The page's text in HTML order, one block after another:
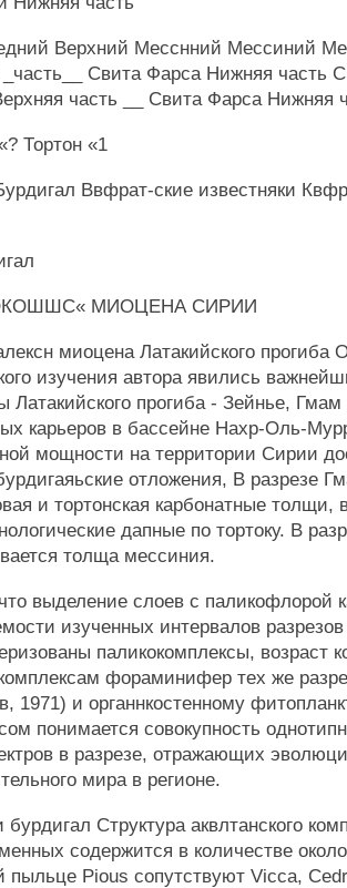
Верхний Месснний Мессиний
Свита Фарса Нижняя часть
часть __ Свита Фарса Нижняя
Тортон «1
Ввфрат-ские известняки
МИОЦЕНА СИРИИ
миоцена Латакийского прогиба
изучения автора явились
Латакийского прогиба - Зейнье,
карьеров в бассейне Нахр-Оль-
мощности на территории Сирии
отложения, В разрезе
и тортонская карбонатные
дапные по тортоку. В
толща мессиния.
выделение слоев с паликофлорой
изученных интервалов
паликокомплексы, возраст
фораминифер тех же
1971) и органнкостенному
понимается совокупность
в разрезе, отражающих
мира в регионе.
Структура аквлтанского
содержится в количестве
Pious сопутствуют Vicca,